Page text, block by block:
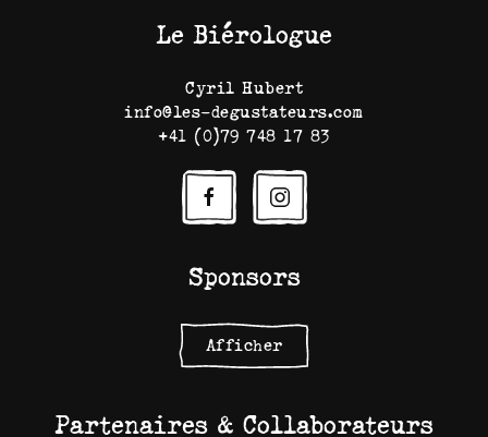
Le Biérologue
Cyril Hubert
info@les-degustateurs.com
+41 (0)79 748 17 83
Sponsors
Afficher
Partenaires & Collaborateurs